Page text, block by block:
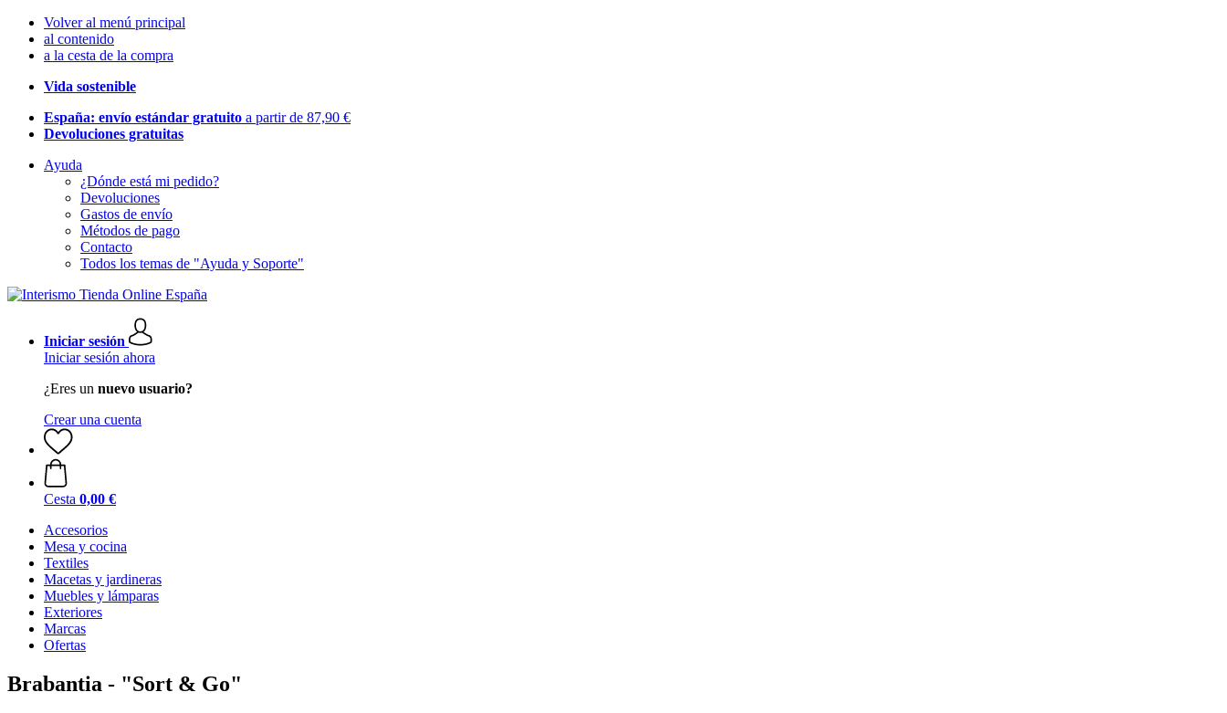
Volver al menú principal
al contenido
a la cesta de la compra
Vida sostenible
España: envío estándar gratuito a partir de 87,90 €
Devoluciones gratuitas
Ayuda
¿Dónde está mi pedido?
Devoluciones
Gastos de envío
Métodos de pago
Contacto
Todos los temas de "Ayuda y Soporte"
Iniciar sesión
Iniciar sesión ahora
¿Eres un nuevo usuario?
Crear una cuenta
Cesta 0,00 €
Accesorios
Mesa y cocina
Textiles
Macetas y jardineras
Muebles y lámparas
Exteriores
Marcas
Ofertas
Brabantia - "Sort & Go"